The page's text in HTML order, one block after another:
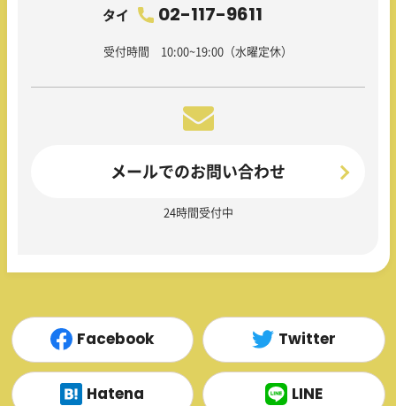
タイ 02-117-9611
受付時間 10:00~19:00（水曜定休）
メールでのお問い合わせ
24時間受付中
Facebook Twitter
Hatena LINE